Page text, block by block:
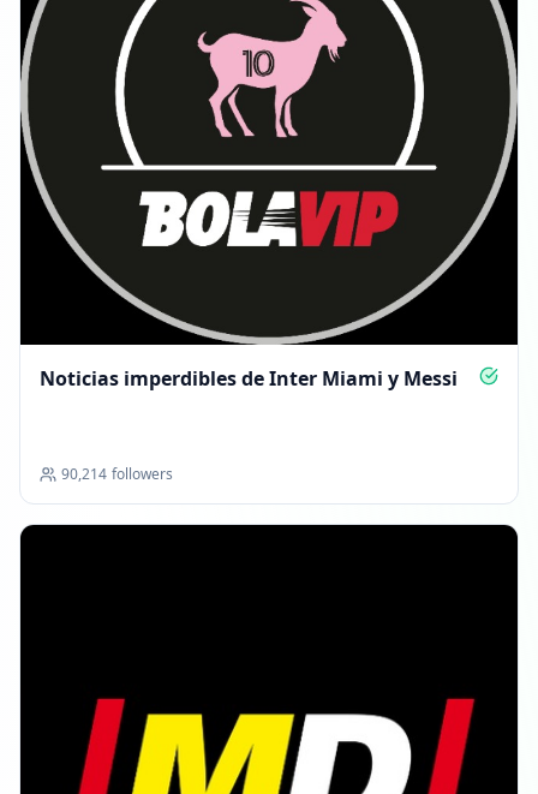
Noticias imperdibles de Inter Miami y Messi
90,214 followers